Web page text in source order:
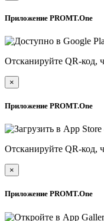
Приложение PROMT.One
Отсканируйте QR-код,
×
Приложение PROMT.One
Отсканируйте QR-код,
×
Приложение PROMT.One